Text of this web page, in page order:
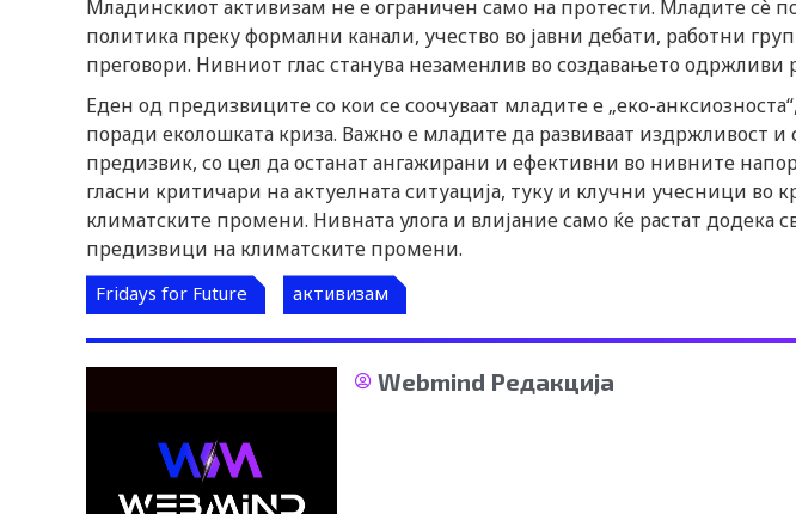
Младинскиот активизам не е ограничен само на протести. Младите сè
политика преку формални канали, учество во јавни дебати, работни
преговори. Нивниот глас станува незаменлив во создавањето одржливи
Еден од предизвиците со кои се соочуваат младите е „еко-
поради еколошката криза. Важно е младите да развиваат издржливост и
предизвик, со цел да останат ангажирани и ефективни во нивните
гласни критичари на актуелната ситуација, туку и клучни учесници во
климатските промени. Нивната улога и влијание само ќе растат додека
предизвици на климатските промени.
Fridays for Future активизам
Webmind Редакција